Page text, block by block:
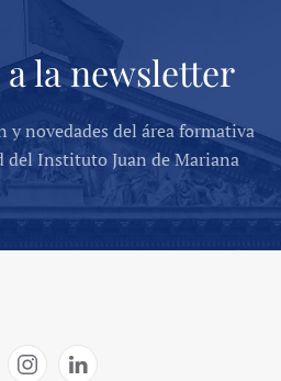
la newsletter
novedades del área formativa
del Instituto Juan de Mariana